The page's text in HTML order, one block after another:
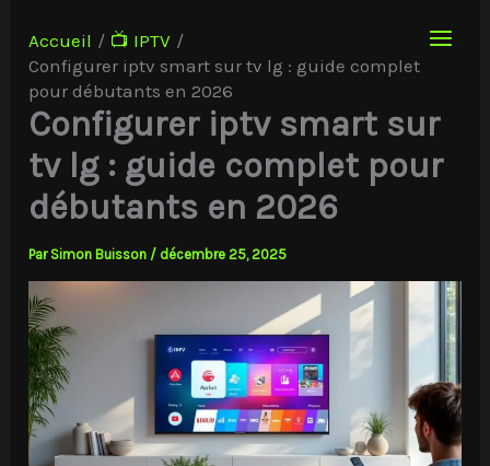
contenu
Accueil
📺 IPTV
Configurer iptv smart sur tv lg : guide complet
pour débutants en 2026
Configurer iptv smart sur
tv lg : guide complet pour
débutants en 2026
Par Simon Buisson / décembre 25, 2025